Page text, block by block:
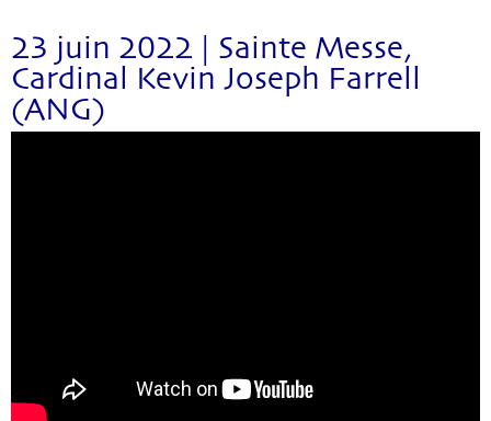
23 juin 2022 | Sainte Messe,
Cardinal Kevin Joseph Farrell
(ANG)